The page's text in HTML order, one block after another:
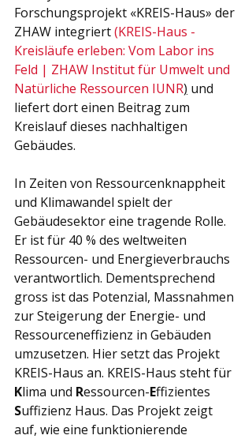
Forschungsprojekt «KREIS-Haus» der
ZHAW integriert (KREIS-Haus -
Kreisläufe erleben: Vom Labor ins
Feld | ZHAW Institut für Umwelt und
Natürliche Ressourcen IUNR) und
liefert dort einen Beitrag zum
Kreislauf dieses nachhaltigen
Gebäudes.
In Zeiten von Ressourcenknappheit
und Klimawandel spielt der
Gebäudesektor eine tragende Rolle.
Er ist für 40 % des weltweiten
Ressourcen- und Energieverbrauchs
verantwortlich. Dementsprechend
gross ist das Potenzial, Massnahmen
zur Steigerung der Energie- und
Ressourceneffizienz in Gebäuden
umzusetzen. Hier setzt das Projekt
KREIS-Haus an. KREIS-Haus steht für
Klima und Ressourcen-Effizientes
Suffizienz Haus. Das Projekt zeigt
auf, wie eine funktionierende